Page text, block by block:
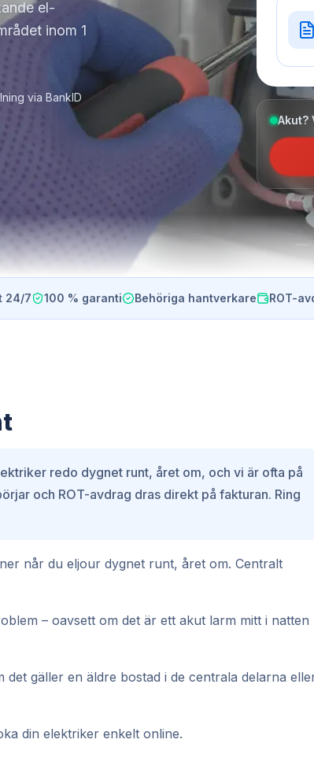
el-
inom 1
via BankID
Akut?
24/7 100 % garanti Behöriga hantverkare ROT-
redo dygnet runt, året om, och vi är ofta på
och ROT-avdrag dras direkt på fakturan. Ring
når du eljour dygnet runt, året om. Centralt
– oavsett om det är ett akut larm mitt i natten
gäller en äldre bostad i de centrala delarna
din elektriker enkelt online.